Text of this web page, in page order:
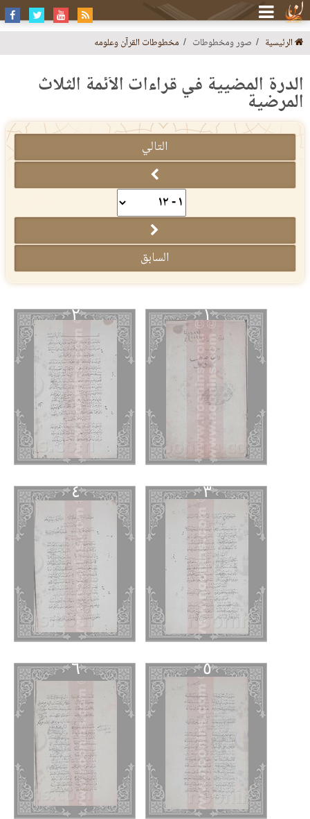
الرئيسية صور ومخطوطات مخطوطات القرآن وعلومه
الدرة المضيية في قراءات الأئمة الثلاث
المرضية
التالي
السابق
١ ٢
٣ ٤
٥ ٦